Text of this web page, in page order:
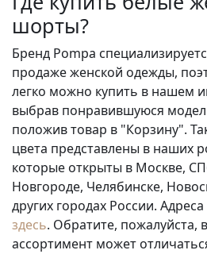
шорты?
Бренд Pompa
продаже женской одежды,
легко можно купить в нашем
выбрав понравившуюся
положив товар в "Корзину".
цвета представлены в наших
которые открыты в Москве,
Новгороде, Челябинске,
других городах России.
здесь. Обратите, пожалуйста,
ассортимент может